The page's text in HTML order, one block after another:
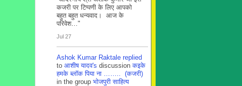
कजरी पर टिप्पणी के लिए आपको
बहुत बहुत धन्यवाद। आज के
परिवेश…"
Jul 27
Ashok Kumar Raktale replied
to आशीष यादव's discussionकइके
हमके ब्लाॅक पिया ना …….. (कजरी)
in the group भोजपुरी साहित्य